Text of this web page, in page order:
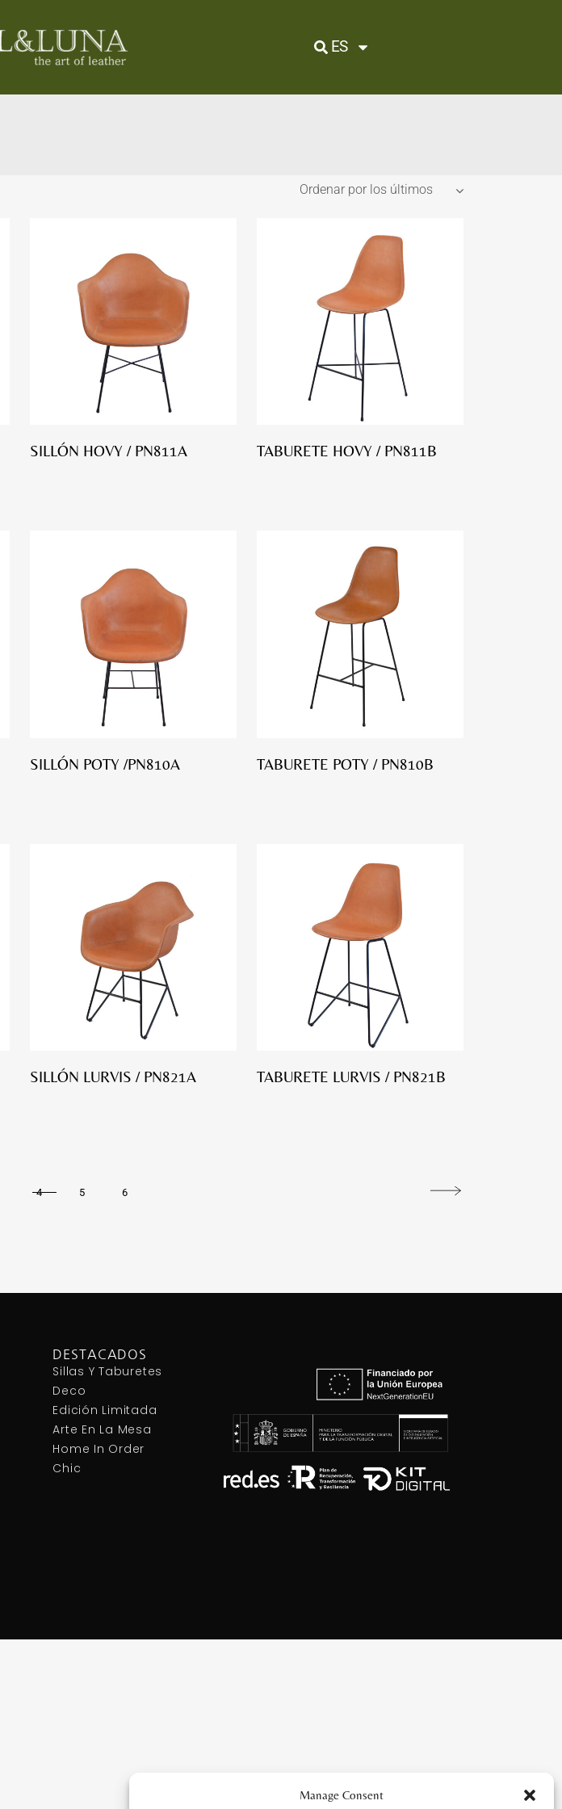
Manage Consent
ES
Ordenar por los últimos
SILLÓN HOVY / PN811A TABURETE HOVY / PN811B
SILLÓN POTY /PN810A TABURETE POTY / PN810B
SILLÓN LURVIS / PN821A TABURETE LURVIS / PN821B
4 5 6
DESTACADOS
Sillas Y Taburetes
Deco
Edición Limitada
Arte En La Mesa
Home In Order
Chic